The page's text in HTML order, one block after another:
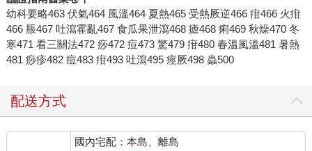
幼科要略463 伏氣464 風溫464 夏熱465 受熱厥逆466 疳466 火疳
466 脹467 吐瀉霍亂467 食瓜果泄瀉468 瘧468 痢469 秋燥470 冬
寒471 看三關法472 痧472 痘473 驚479 疳480 春溫風溫481 暑熱
481 痧疹482 痘483 疳493 吐瀉495 痙厥498 蟲500
配送方式
國內宅配：本島、離島